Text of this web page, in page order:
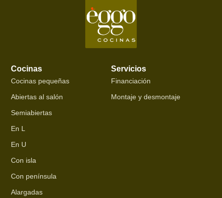
Cocinas
Cocinas pequeñas
Abiertas al salón
Semiabiertas
En L
En U
Con isla
Con península
Alargadas
Servicios
Financiación
Montaje y desmontaje